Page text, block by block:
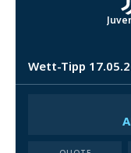
Wett-Tipp